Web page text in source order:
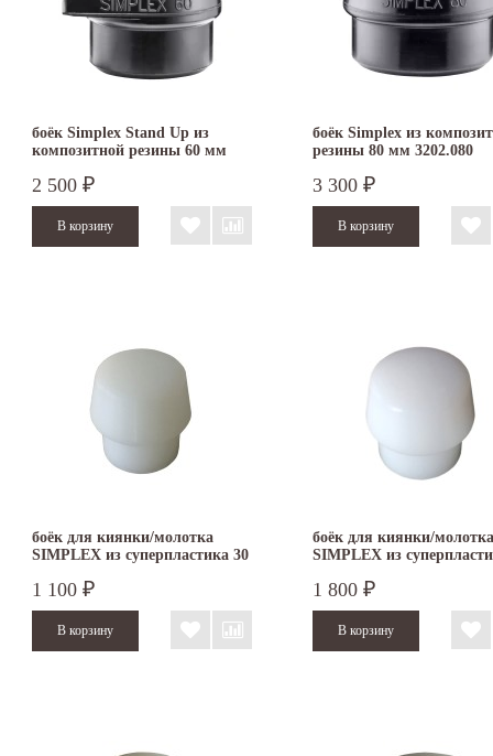
боёк Simplex Stand Up из
композитной резины 60 мм
2 500 ₽
боёк Simplex из
резины 80 мм 3202.080
3 300 ₽
боёк для киянки/молотка
SIMPLEX из суперпластика 30
1 100 ₽
боёк для киянки/молотка
SIMPLEX из
1 800 ₽